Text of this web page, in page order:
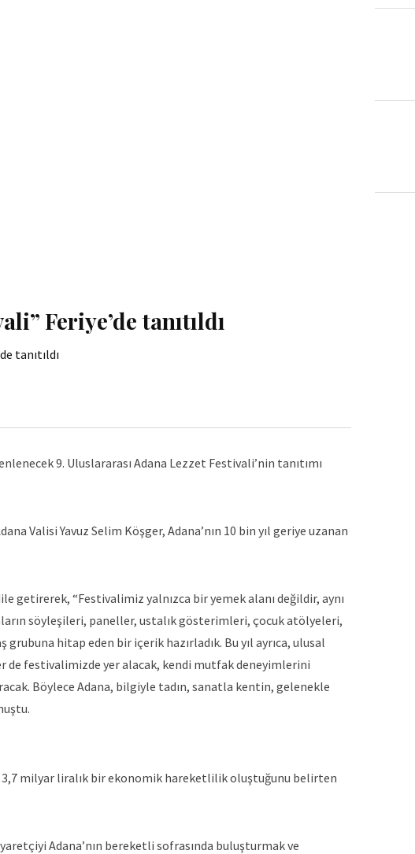
Feriye’de tanıtıldı
tanıtıldı
9. Uluslararası Adana Lezzet Festivali’nin tanıtımı
Valisi Yavuz Selim Köşger, Adana’nın 10 bin yıl geriye uzanan
getirerek, “Festivalimiz yalnızca bir yemek alanı değildir, aynı
söyleşileri, paneller, ustalık gösterimleri, çocuk atölyeleri,
hitap eden bir içerik hazırladık. Bu yıl ayrıca, ulusal
de festivalimizde yer alacak, kendi mutfak deneyimlerini
Böylece Adana, bilgiyle tadın, sanatla kentin, gelenekle
3,7 milyar liralık bir ekonomik hareketlilik oluştuğunu belirten
Adana’nın bereketli sofrasında buluşturmak ve